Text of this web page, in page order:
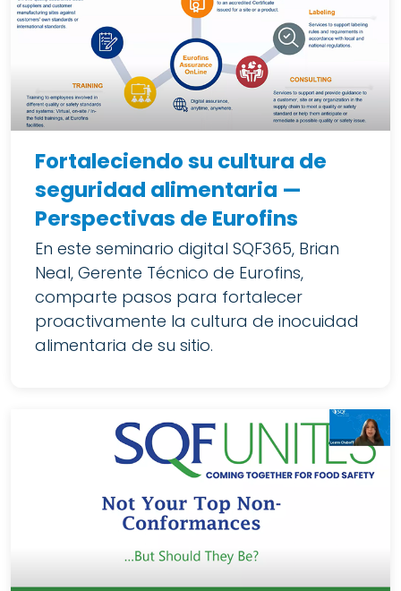
Fortaleciendo su cultura de
seguridad alimentaria —
Perspectivas de Eurofins
En este seminario digital SQF365, Brian
Neal, Gerente Técnico de Eurofins,
comparte pasos para fortalecer
proactivamente la cultura de inocuidad
alimentaria de su sitio.